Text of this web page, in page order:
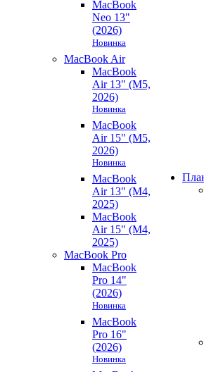
MacBook
Neo 13"
(2026)
Новинка
MacBook Air
MacBook
Air 13" (M5,
2026)
Новинка
MacBook
Air 15" (M5,
2026)
Новинка
MacBook
Air 13" (M4,
2025)
MacBook
Air 15" (M4,
2025)
MacBook Pro
MacBook
Pro 14"
(2026)
Новинка
MacBook
Pro 16"
(2026)
Новинка